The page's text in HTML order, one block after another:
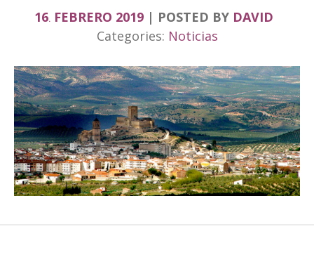
16. FEBRERO 2019 POSTED BY DAVID
Categories: Noticias